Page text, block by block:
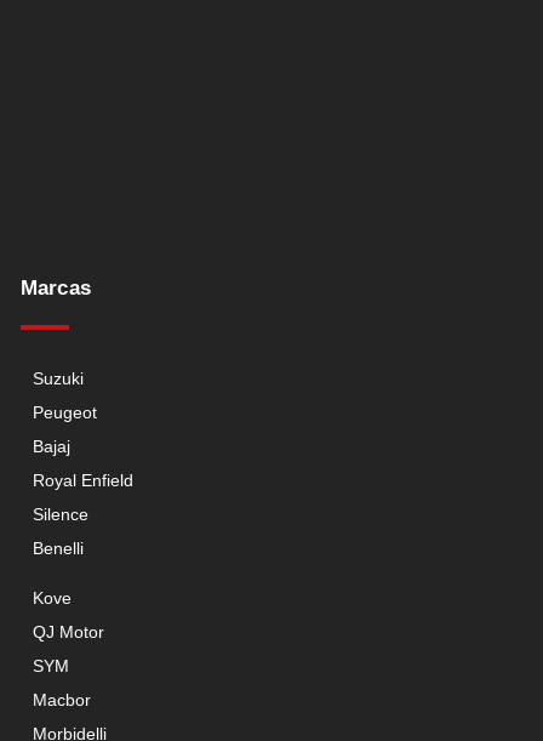
Marcas
Suzuki
Peugeot
Bajaj
Royal Enfield
Silence
Benelli
Kove
QJ Motor
SYM
Macbor
Morbidelli